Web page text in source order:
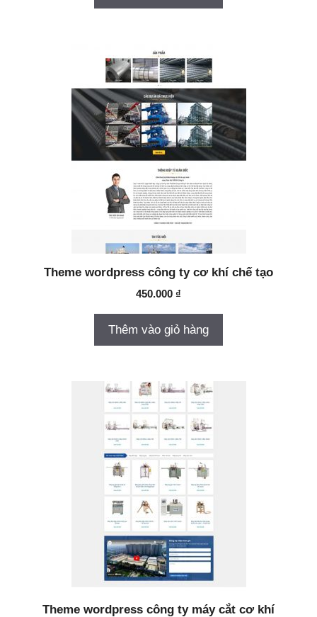
Theme wordpress công ty cơ khí chế tạo
450.000 ₫
Thêm vào giỏ hàng
Theme wordpress công ty máy cắt cơ khí